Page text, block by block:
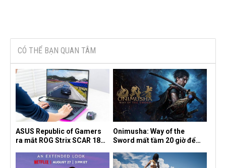
CÓ THỂ BẠN QUAN TÂM
ASUS Republic of Gamers
ra mắt ROG Strix SCAR 18
Onimusha: Way of the
Sword mất tầm 20 giờ để
dành cho newbie và lão làng